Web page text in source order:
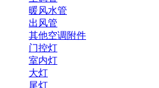
暖风水管
出风管
其他空调附件
门控灯
室内灯
大灯
尾灯